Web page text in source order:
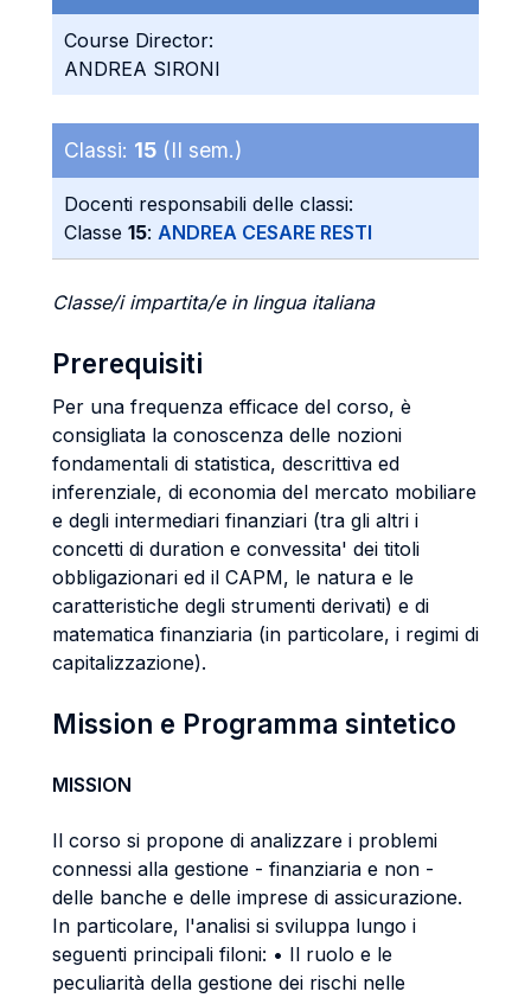
Course Director:
ANDREA SIRONI
Classi: 15 (II sem.)
Docenti responsabili delle classi:
Classe 15: ANDREA CESARE RESTI
Classe/i impartita/e in lingua italiana
Prerequisiti
Per una frequenza efficace del corso, è
consigliata la conoscenza delle nozioni
fondamentali di statistica, descrittiva ed
inferenziale, di economia del mercato mobiliare
e degli intermediari finanziari (tra gli altri i
concetti di duration e convessita' dei titoli
obbligazionari ed il CAPM, le natura e le
caratteristiche degli strumenti derivati) e di
matematica finanziaria (in particolare, i regimi di
capitalizzazione).
Mission e Programma sintetico
MISSION
Il corso si propone di analizzare i problemi
connessi alla gestione - finanziaria e non -
delle banche e delle imprese di assicurazione.
In particolare, l'analisi si sviluppa lungo i
seguenti principali filoni: • Il ruolo e le
peculiarità della gestione dei rischi nelle